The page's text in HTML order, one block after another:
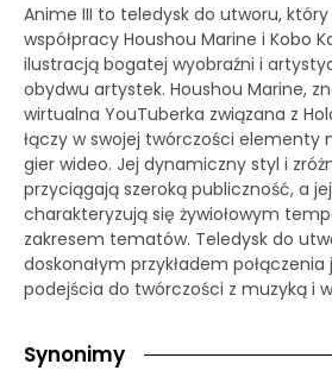
Anime III to teledysk do utworu, który
współpracy Houshou Marine i Kobo
ilustracją bogatej wyobraźni i
obydwu artystek. Houshou Marine,
wirtualna YouTuberka związana z
łączy w swojej twórczości elementy
gier wideo. Jej dynamiczny styl i
przyciągają szeroką publiczność, a
charakteryzują się żywiołowym
zakresem tematów. Teledysk do
doskonałym przykładem
podejścia do twórczości z muzyką i
Synonimy